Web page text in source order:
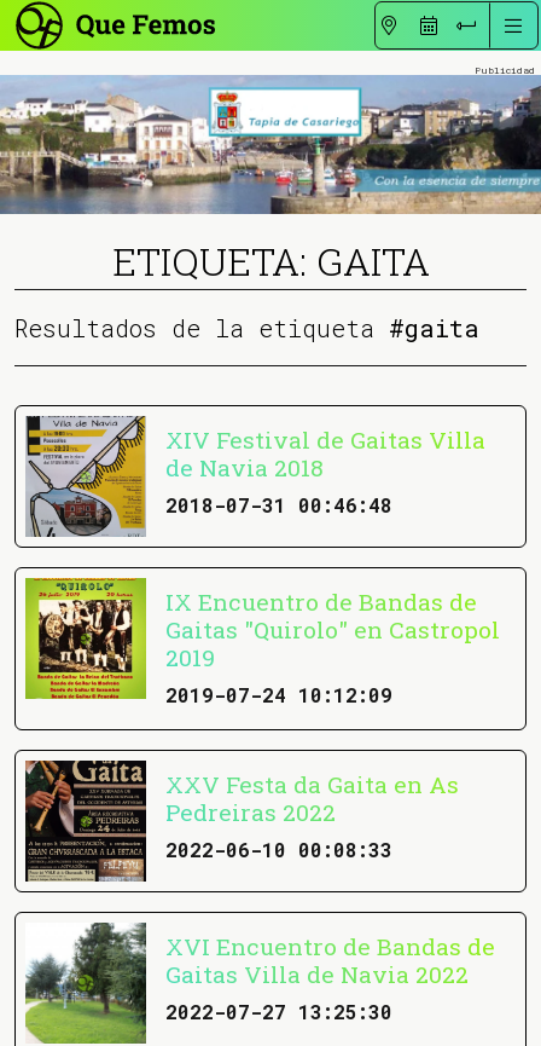
ETIQUETA: GAITA
Resultados de la etiqueta #gaita
XIV Festival de Gaitas Villa
de Navia 2018
2018-07-31 00:46:48
IX Encuentro de Bandas de
Gaitas "Quirolo" en Castropol
2019
2019-07-24 10:12:09
XXV Festa da Gaita en As
Pedreiras 2022
2022-06-10 00:08:33
XVI Encuentro de Bandas de
Gaitas Villa de Navia 2022
2022-07-27 13:25:30